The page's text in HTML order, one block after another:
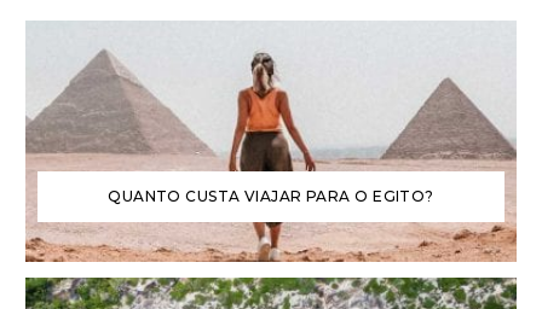
QUANTO CUSTA VIAJAR PARA O EGITO?